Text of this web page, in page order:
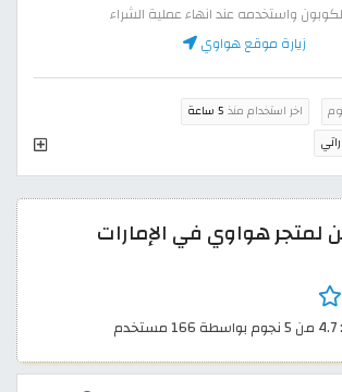
واستخدمه عند انهاء عملية الشراء
زيارة موقع هواوي
اخر استخدام منذ 5 ساعة
لمتجر هواوي في الإمارات